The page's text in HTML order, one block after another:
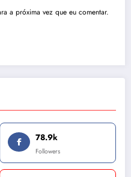
a próxima vez que eu comentar.
78.9k
Followers